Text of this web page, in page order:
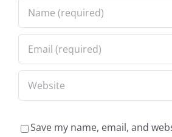
Save my name, email, and